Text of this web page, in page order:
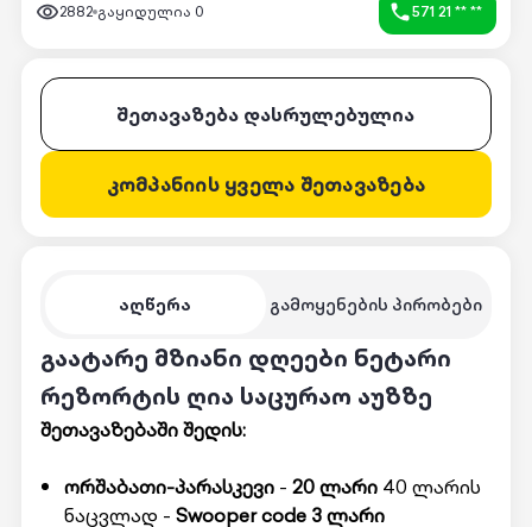
2882 გაყიდულია 0 571 21 ** **
აღწერა გამოყენების პირობები
გაატარე მზიანი დღეები ნეტარი
რეზორტის ღია საცურაო აუზზე
შეთავაზებაში შედის:
ორშაბათი-პარასკევი - 20 ლარი40 ლარის
ნაცვლად - Swooper code 3 ლარი
შეთავაზება დასრულებულია
კომპანიის ყველა შეთავაზება